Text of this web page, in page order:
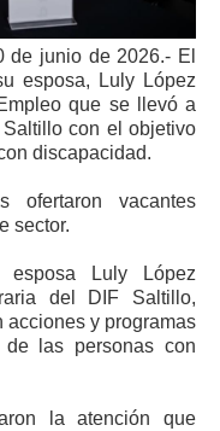
de junio de 2026.- El
esposa, Luly López
que se llevó a
con el objetivo
discapacidad.
vacantes
sector.
Luly López
del DIF Saltillo,
acciones y programas
las personas con
la atención que